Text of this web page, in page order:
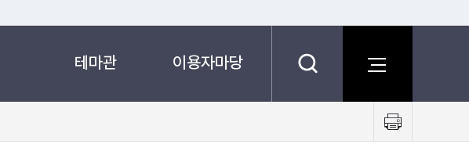
테마관 이용자마당
트